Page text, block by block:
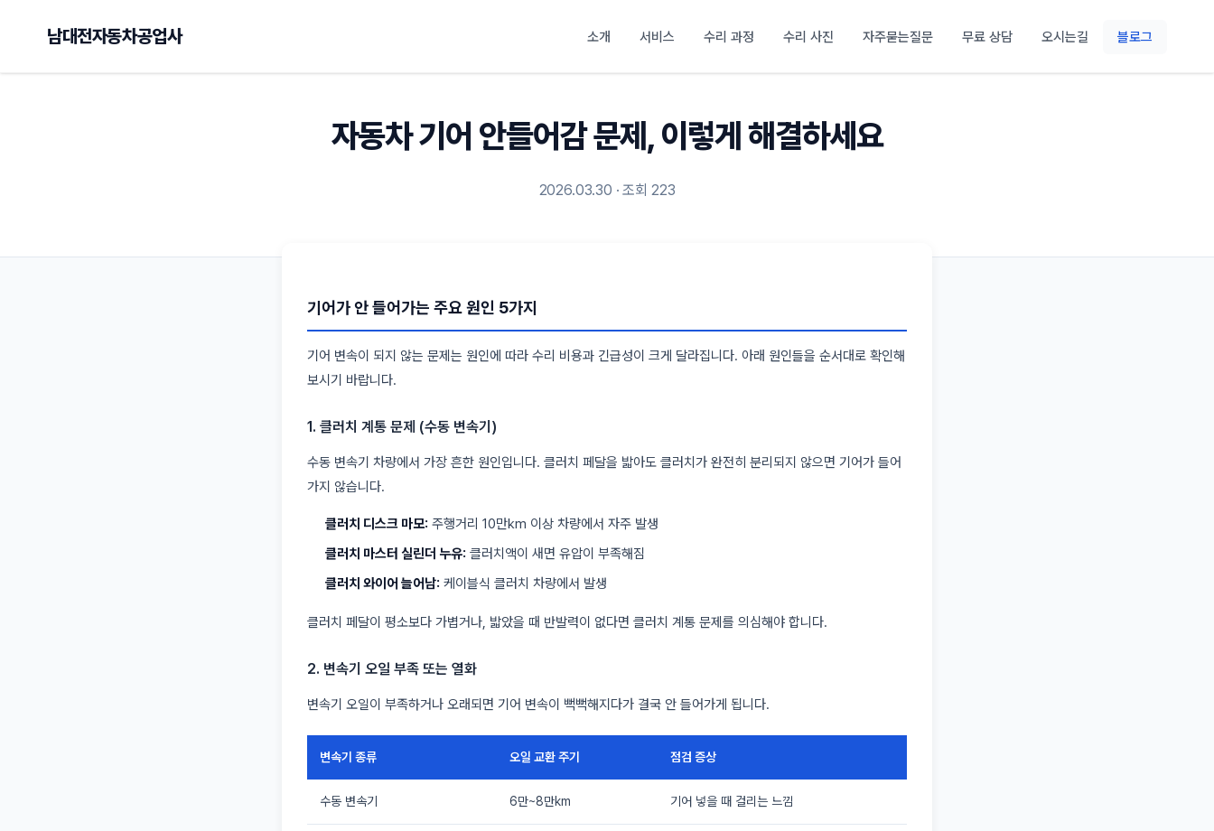
남대전자동차공업사 소개 서비스 수리 과정 수리 사진 자주묻는질문 무료 상담 오시는길 블로그
자동차 기어 안들어감 문제, 이렇게 해결하세요
2026.03.30 · 조회 223
기어가 안 들어가는 주요 원인 5가지
기어 변속이 되지 않는 문제는 원인에 따라 수리 비용과 긴급성이 크게 달라집니다. 아래 원인들을 순서대로 확인해
보시기 바랍니다.
1. 클러치 계통 문제 (수동 변속기)
수동 변속기 차량에서 가장 흔한 원인입니다. 클러치 페달을 밟아도 클러치가 완전히 분리되지 않으면 기어가 들어
가지 않습니다.
클러치 디스크 마모: 주행거리 10만km 이상 차량에서 자주 발생
클러치 마스터 실린더 누유: 클러치액이 새면 유압이 부족해짐
클러치 와이어 늘어남: 케이블식 클러치 차량에서 발생
클러치 페달이 평소보다 가볍거나, 밟았을 때 반발력이 없다면 클러치 계통 문제를 의심해야 합니다.
2. 변속기 오일 부족 또는 열화
변속기 오일이 부족하거나 오래되면 기어 변속이 뻑뻑해지다가 결국 안 들어가게 됩니다.
변속기 종류 오일 교환 주기 점검 증상
수동 변속기 6만~8만km 기어 넣을 때 걸리는 느낌